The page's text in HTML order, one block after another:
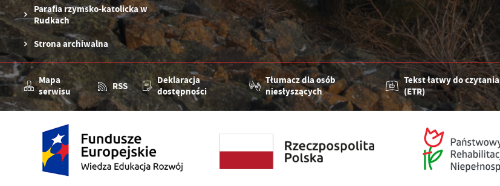
Parafia rzymsko-katolicka w
Rudkach
Strona archiwalna
Mapa
serwisu
RSS
Deklaracja
dostępności
Tłumacz dla osób
niesłyszących
Tekst łatwy do czytania
(ETR)